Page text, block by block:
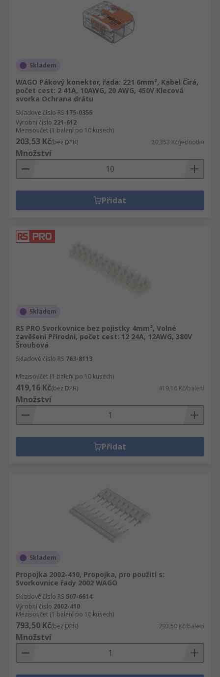
Skladem
WAGO Pákový konektor, řada: 221 6mm², Kabel Čirá,
počet cest: 2 41A, 10AWG, 20 AWG, 450V Klecová
svorka Ochrana drátu
Skladové číslo RS 175-0356
Výrobní číslo 221-612
Mezisoučet (1 balení po 10 kusech)
203,53 Kč(bez DPH) 20,353 Kč/jednotka
Množství
Přidat
Skladem
RS PRO Svorkovnice bez pojistky 4mm², Volné
zavěšení Přírodní, počet cest: 12 24A, 12AWG, 380V
Šroubová
Skladové číslo RS 763-8113
Mezisoučet (1 balení po 10 kusech)
419,16 Kč(bez DPH) 419,16 Kč/balení
Množství
Přidat
Skladem
Propojka 2002-410, Propojka, pro použití s:
Svorkovnice řady 2002 WAGO
Skladové číslo RS 507-6614
Výrobní číslo 2002-410
Mezisoučet (1 balení po 10 kusech)
793,50 Kč(bez DPH) 793,50 Kč/balení
Množství